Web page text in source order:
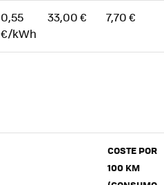
0,55
€/kWh
33,00 € 7,70 €
COSTE POR
100 KM